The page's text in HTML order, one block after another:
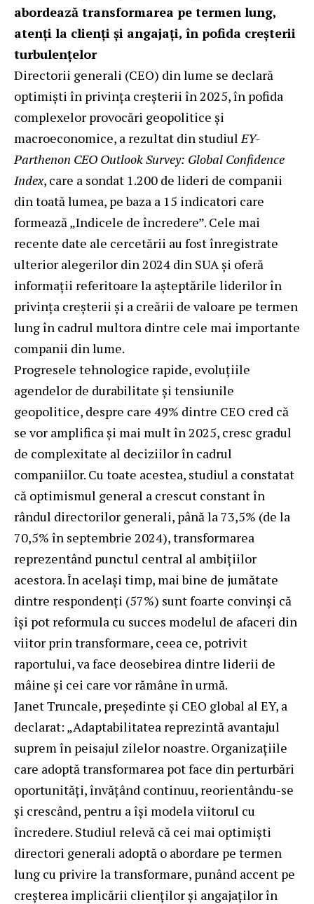
abordează transformarea pe termen lung,
atenți la clienți și angajați, în pofida creșterii
turbulențelor
Directorii generali (CEO) din lume se declară
optimiști în privința creșterii în 2025, în pofida
complexelor provocări geopolitice și
macroeconomice, a rezultat din studiul EY-
Parthenon CEO Outlook Survey: Global Confidence
Index, care a sondat 1.200 de lideri de companii
din toată lumea, pe baza a 15 indicatori care
formează „Indicele de încredere”. Cele mai
recente date ale cercetării au fost înregistrate
ulterior alegerilor din 2024 din SUA și oferă
informații referitoare la așteptările liderilor în
privința creșterii și a creării de valoare pe termen
lung în cadrul multora dintre cele mai importante
companii din lume.
Progresele tehnologice rapide, evoluțiile
agendelor de durabilitate și tensiunile
geopolitice, despre care 49% dintre CEO cred că
se vor amplifica și mai mult în 2025, cresc gradul
de complexitate al deciziilor în cadrul
companiilor. Cu toate acestea, studiul a constatat
că optimismul general a crescut constant în
rândul directorilor generali, până la 73,5% (de la
70,5% în septembrie 2024), transformarea
reprezentând punctul central al ambițiilor
acestora. În același timp, mai bine de jumătate
dintre respondenți (57%) sunt foarte convinși că
își pot reformula cu succes modelul de afaceri din
viitor prin transformare, ceea ce, potrivit
raportului, va face deosebirea dintre liderii de
mâine și cei care vor rămâne în urmă.
Janet Truncale, președinte și CEO global al EY, a
declarat: „Adaptabilitatea reprezintă avantajul
suprem în peisajul zilelor noastre. Organizațiile
care adoptă transformarea pot face din perturbări
oportunități, învățând continuu, reorientându-se
și crescând, pentru a își modela viitorul cu
încredere. Studiul relevă că cei mai optimiști
directori generali adoptă o abordare pe termen
lung cu privire la transformare, punând accent pe
creșterea implicării clienților și angajaților în